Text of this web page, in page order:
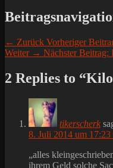
← Zurück Vorheriger
Weiter → Nächster Beitrag:
2 Replies to
tikerscherk
8. Juli 2014 um
„alles
ihrem Geld solche